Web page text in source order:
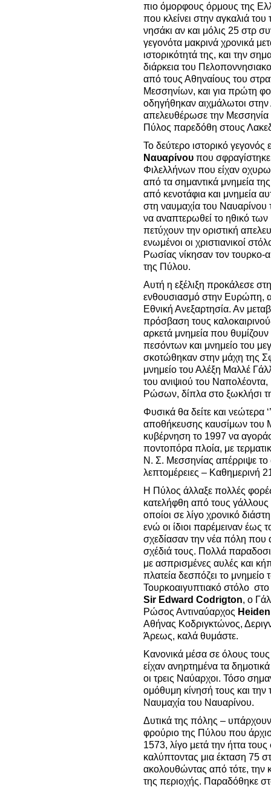
πιο όμορφους όρμους της
που κλείνει στην αγκαλιά
νησάκι αν και μόλις 25 στρ
γεγονότα μακρινά χρονικά
ιστορικότητά της, και την
διάρκεια του
από τους Αθηναίους του
Μεσσηνίων, και για πρώτη
οδηγήθηκαν αιχμάλωτοι
απελευθέρωσε την Μεσσηνία
Πύλος παρεδόθη στους
Το δεύτερο ιστορικό γεγονός
Ναυαρίνου που
Φιλελλήνων που είχαν
από τα σημαντικά μνημεία
από κενοτάφια και μνημεία
στη ναυμαχία του Ναυαρίνου
να αναπτερωθεί το ηθικό
πετύχουν την οριστική
ενωμένοι οι χριστιανικοί
Ρωσίας νίκησαν τον τουρκο-
της Πύλου.
Αυτή η εξέλιξη προκάλεσε
ενθουσιασμό στην Ευρώπη,
Εθνική Ανεξαρτησία. Αν
πρόσβαση τους
αρκετά μνημεία που
πεσόντων και μνημείο του
σκοτώθηκαν στην μάχη της
μνημείο του Αλέξη Μαλλέ
του ανιψιού του
Ρώσων, δίπλα στο ξωκλήσι
Φυσικά θα δείτε και νεώτερα
αποθήκευσης καυσίμων του
κυβέρνηση το 1997 να
ποντοπόρα πλοία, με
Ν. Σ. Μεσσηνίας απέρριψε το
λεπτομέρειες – Καθημερινή
Η Πύλος άλλαξε πολλές
κατελήφθη από τους γάλλους
οποίοι σε λίγο χρονικό
ενώ οι ίδιοι παρέμειναν
σχεδίασαν την νέα πόλη που
σχέδιά τους. Πολλά
με ασπρισμένες αυλές και
πλατεία δεσπόζει το
Τουρκοαιγυπτιακό στόλο
Sir Edward Codrigton, ο
Ρώσος Αντιναύαρχος Heiden
Αθήνας Κοδριγκτώνος,
Άρεως, καλά θυμάστε.
Κανονικά μέσα σε όλους
είχαν ανηρτημένα τα
οι τρεις Ναύαρχοι. Τόσο
ομόθυμη κίνησή τους και την
Ναυμαχία του Ναυαρίνου.
Δυτικά της πόλης – υπάρχουν
φρούριο της Πύλου που
1573, λίγο μετά την ήττα
καλύπτοντας μια έκταση 75
ακολουθώντας από τότε, την
της περιοχής. Παραδόθηκε